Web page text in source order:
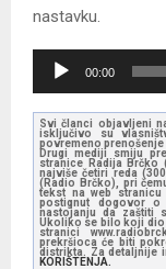
nastavku.
u
d
o
P
a
00:00
Svi članci objavljeni
isključivo su
povremeno prenošenje
Drugi mediji smiju
stranice Radija Brčko
najviše četiri reda
(Radio Brčko), pri
tekst na web
postignut dogovor o
nastojanju da zaštiti
Ukoliko se bilo koji dio
stranici
prekršioca će biti
distrikta. Za detaljnije
KORIŠTENJA.